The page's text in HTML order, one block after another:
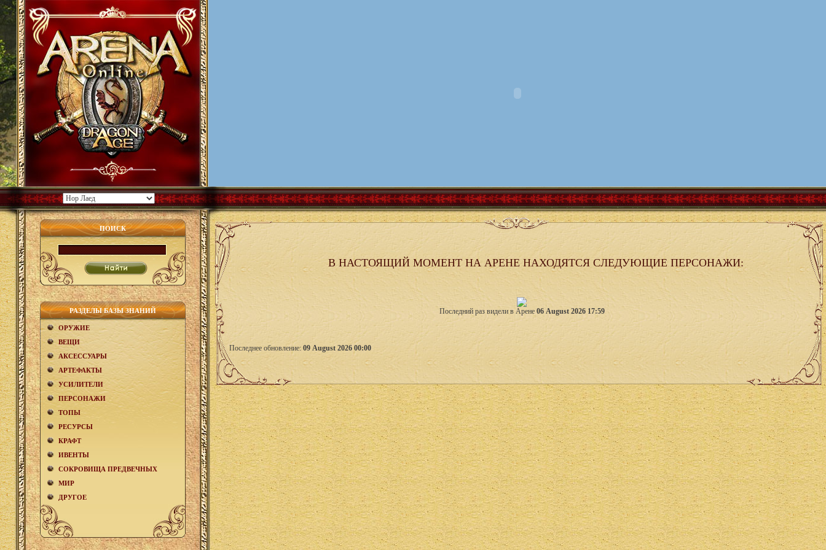
ПОИСК
РАЗДЕЛЫ БАЗЫ ЗНАНИЙ
ОРУЖИЕ
ВЕЩИ
АКCЕСCУАРЫ
АРТЕФАКТЫ
УСИЛИТЕЛИ
ПЕРСОНАЖИ
ТОПЫ
РЕСУРСЫ
КРАФТ
ИВЕНТЫ
СОКРОВИЩА ПРЕДВЕЧНЫХ
МИР
ДРУГОЕ
В НАСТОЯЩИЙ МОМЕНТ НА АРЕНЕ НАХОДЯТСЯ СЛЕДУЮЩИЕ ПЕРСОНАЖИ:
Последний раз видели в Арене 06 August 2026 17:59
Последнее обновление: 09 August 2026 00:00